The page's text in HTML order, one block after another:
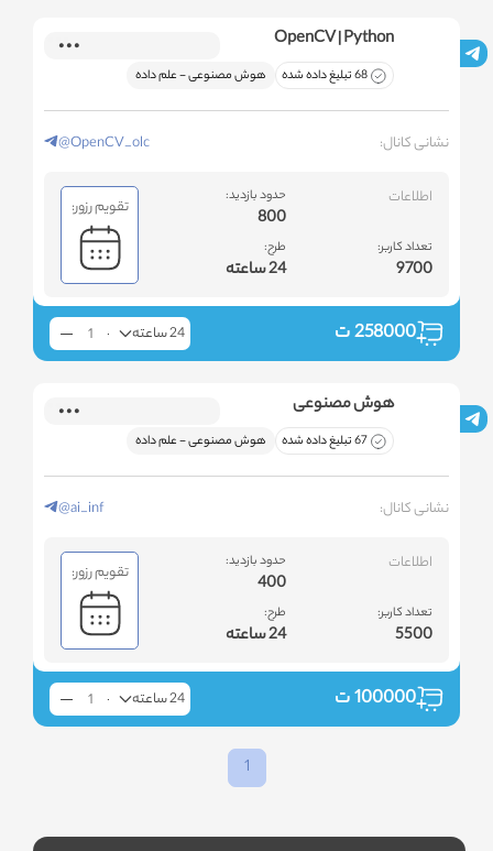
OpenCV | Python
68 تبلیغ داده شده هوش مصنوعی - علم داده
نشانی کانال: @OpenCV_olc
اطلاعات
تعداد کاربر:
9700
حدود بازدید:
800
طرح:
24 ساعته
تقویم رزور:
258000ت 24 ساعته
هوش مصنوعی
67 تبلیغ داده شده هوش مصنوعی - علم داده
نشانی کانال: @ai_inf
اطلاعات
تعداد کاربر:
5500
حدود بازدید:
400
طرح:
24 ساعته
تقویم رزور:
100000ت 24 ساعته
1